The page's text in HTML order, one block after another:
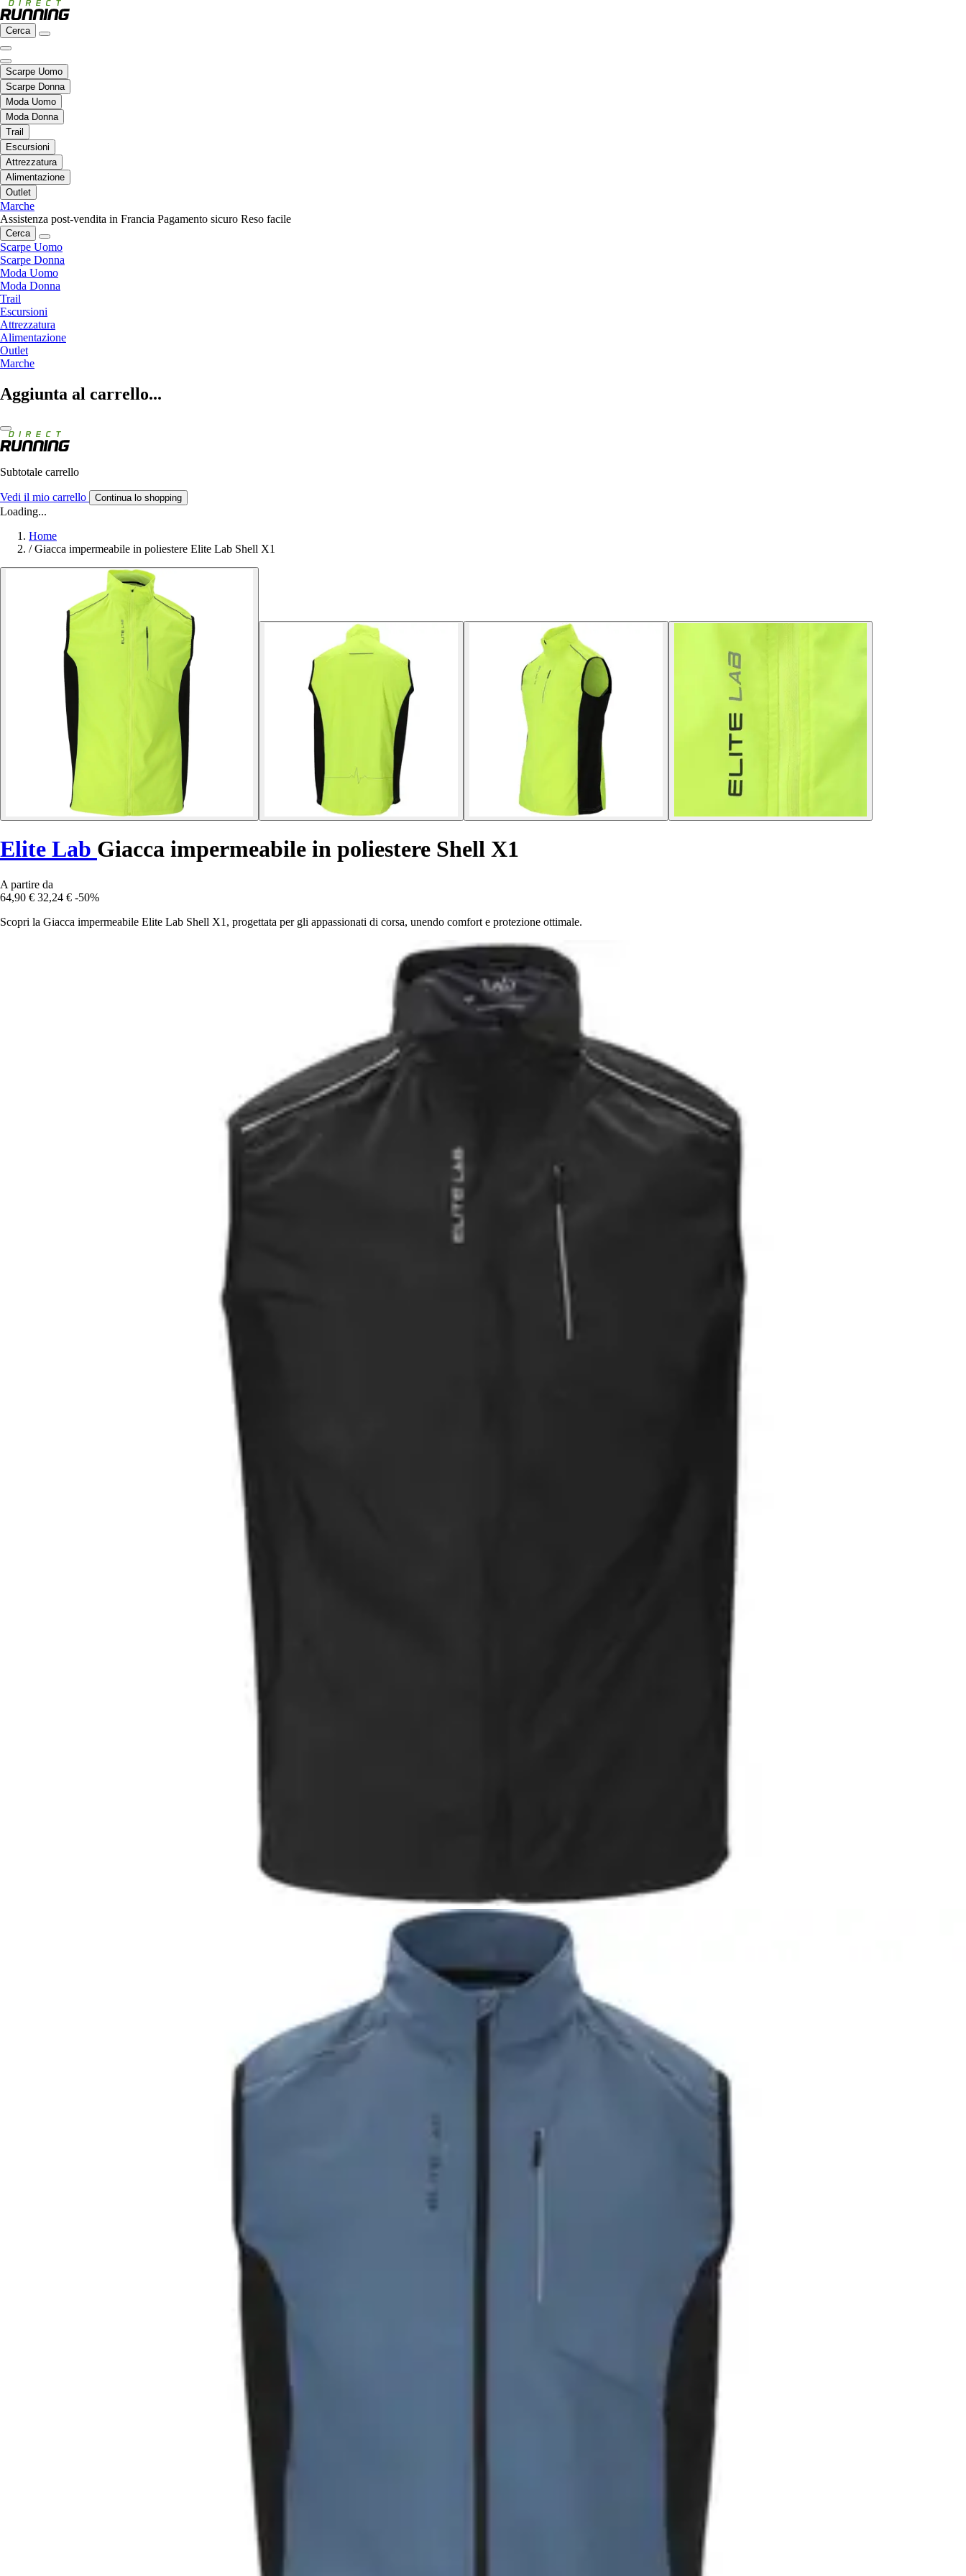
Cerca
Scarpe Uomo
Scarpe Donna
Moda Uomo
Moda Donna
Trail
Escursioni
Attrezzatura
Alimentazione
Outlet
Marche
Assistenza post-vendita in Francia Pagamento sicuro Reso facile
Cerca
Scarpe Uomo
Scarpe Donna
Moda Uomo
Moda Donna
Trail
Escursioni
Attrezzatura
Alimentazione
Outlet
Marche
Aggiunta al carrello...
Subtotale carrello
Vedi il mio carrello Continua lo shopping
Loading...
Home
/ Giacca impermeabile in poliestere Elite Lab Shell X1
Elite Lab Giacca impermeabile in poliestere Shell X1
A partire da
64,90 € 32,24 € -50%
Scopri la Giacca impermeabile Elite Lab Shell X1, progettata per gli appassionati di corsa, unendo comfort e protezione ottimale.